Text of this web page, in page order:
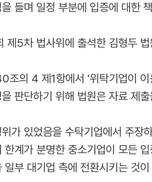
들며 일정 부분에 입증에 대한
5차 법사위에 출석한 김형두
조의 4 제1항에서 '위탁기업이
판단하기 위해 법원은 자료 제
가 있었음을 수탁기업에서 주장
한계가 분명한 중소기업이 모든
일부 대기업 측에 전환시키는 것